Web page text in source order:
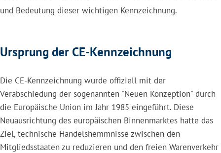
und Bedeutung dieser wichtigen Kennzeichnung.
Ursprung der CE-Kennzeichnung
Die CE-Kennzeichnung wurde offiziell mit der
Verabschiedung der sogenannten "Neuen Konzeption" durch
die Europäische Union im Jahr 1985 eingeführt. Diese
Neuausrichtung des europäischen Binnenmarktes hatte das
Ziel, technische Handelshemmnisse zwischen den
Mitgliedsstaaten zu reduzieren und den freien Warenverkehr